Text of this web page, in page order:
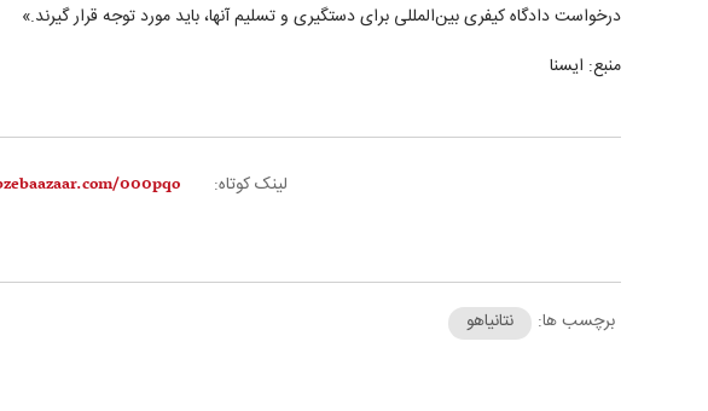
درخواست دادگاه کیفری بین‌المللی برای دستگیری و تسلیم آنها، باید مورد توجه قرار گیرند.»
منبع: ایسنا
لینک کوتاه:
برچسب ها: نتانیاهو